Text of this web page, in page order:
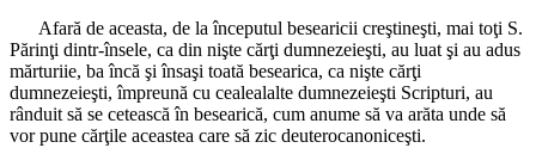
Afară de aceasta, de la începutul besearicii creştineşti, mai toţi S.
Părinţi dintr-însele, ca din nişte cărţi dumnezeieşti, au luat şi au adus
mărturiie, ba încă şi însaşi toată besearica, ca nişte cărţi
dumnezeieşti, împreună cu cealealalte dumnezeieşti Scripturi, au
rânduit să se cetească în besearică, cum anume să va arăta unde să
vor pune cărţile aceastea care să zic deuterocanoniceşti.